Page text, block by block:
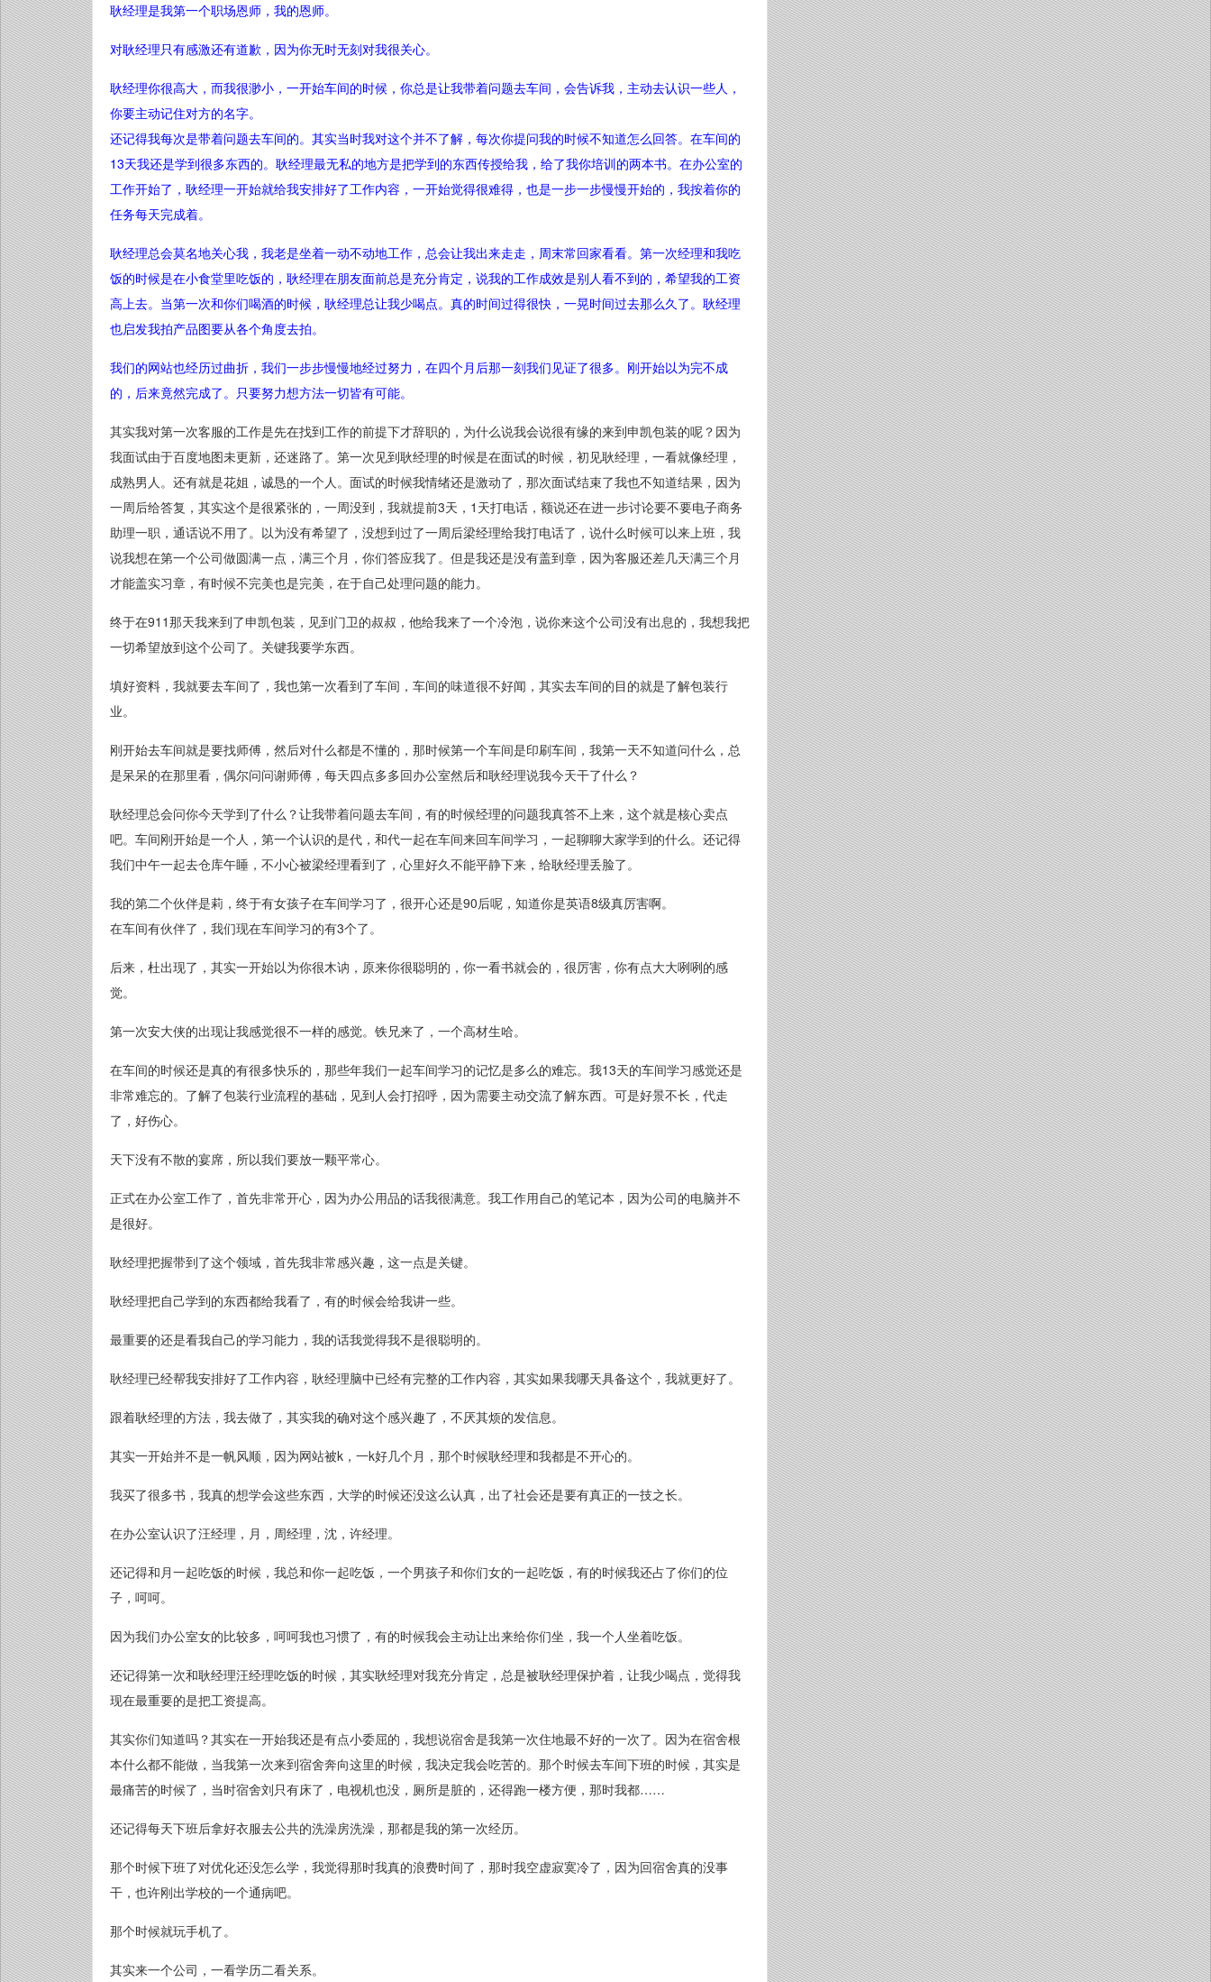
耿经理是我第一个职场恩师，我的恩师。
对耿经理只有感激还有道歉，因为你无时无刻对我很关心。
耿经理你很高大，而我很渺小，一开始车间的时候，你总是让我带着问题去车间，会告诉我，主动去认识一些人，
你要主动记住对方的名字。
还记得我每次是带着问题去车间的。其实当时我对这个并不了解，每次你提问我的时候不知道怎么回答。 在车间的
13天我还是学到很多东西的。 耿经理最无私的地方是把学到的东西传授给我，给了我你培训的两本书。 在办公室的
工作开始了，耿经理一开始就给我安排好了工作内容，一开始觉得很难得，也是一步一步慢慢开始的，我按着你的
任务每天完成着。
耿经理总会莫名地关心我，我老是坐着一动不动地工作，总会让我出来走走，周末常回家看看。 第一次经理和我吃
饭的时候是在小食堂里吃饭的，耿经理在朋友面前总是充分肯定，说我的工作成效是别人看不到的，希望我的工资
高上去。当第一次和你们喝酒的时候，耿经理总让我少喝点。 真的时间过得很快，一晃时间过去那么久了。耿经理
也启发我拍产品图要从各个角度去拍。
我们的网站也经历过曲折，我们一步步慢慢地经过努力，在四个月后那一刻我们见证了很多。 刚开始以为完不成
的，后来竟然完成了。 只要努力想方法一切皆有可能。
其实我对第一次客服的工作是先在找到工作的前提下才辞职的，为什么说我会说很有缘的来到申凯包装的呢？因为
我面试由于百度地图未更新，还迷路了。第一次见到耿经理的时候是在面试的时候，初见耿经理，一看就像经理，
成熟男人。还有就是花姐，诚恳的一个人。面试的时候我情绪还是激动了，那次面试结束了我也不知道结果，因为
一周后给答复，其实这个是很紧张的，一周没到，我就提前3天，1天打电话，额说还在进一步讨论要不要电子商务
助理一职，通话说不用了。以为没有希望了，没想到过了一周后梁经理给我打电话了，说什么时候可以来上班，我
说我想在第一个公司做圆满一点，满三个月，你们答应我了。但是我还是没有盖到章，因为客服还差几天满三个月
才能盖实习章，有时候不完美也是完美，在于自己处理问题的能力。
终于在911那天我来到了申凯包装，见到门卫的叔叔，他给我来了一个冷泡，说你来这个公司没有出息的，我想我把
一切希望放到这个公司了。关键我要学东西。
填好资料，我就要去车间了，我也第一次看到了车间，车间的味道很不好闻，其实去车间的目的就是了解包装行
业。
刚开始去车间就是要找师傅，然后对什么都是不懂的，那时候第一个车间是印刷车间，我第一天不知道问什么，总
是呆呆的在那里看，偶尔问问谢师傅，每天四点多多回办公室然后和耿经理说我今天干了什么？
耿经理总会问你今天学到了什么？让我带着问题去车间，有的时候经理的问题我真答不上来，这个就是核心卖点
吧。车间刚开始是一个人，第一个认识的是代，和代一起在车间来回车间学习，一起聊聊大家学到的什么。还记得
我们中午一起去仓库午睡，不小心被梁经理看到了，心里好久不能平静下来，给耿经理丢脸了。
我的第二个伙伴是莉，终于有女孩子在车间学习了，很开心还是90后呢，知道你是英语8级真厉害啊。
在车间有伙伴了，我们现在车间学习的有3个了。
后来，杜出现了，其实一开始以为你很木讷，原来你很聪明的，你一看书就会的，很厉害，你有点大大咧咧的感
觉。
第一次安大侠的出现让我感觉很不一样的感觉。铁兄来了，一个高材生哈。
在车间的时候还是真的有很多快乐的，那些年我们一起车间学习的记忆是多么的难忘。我13天的车间学习感觉还是
非常难忘的。了解了包装行业流程的基础，见到人会打招呼，因为需要主动交流了解东西。可是好景不长，代走
了，好伤心。
天下没有不散的宴席，所以我们要放一颗平常心。
正式在办公室工作了，首先非常开心，因为办公用品的话我很满意。我工作用自己的笔记本，因为公司的电脑并不
是很好。
耿经理把握带到了这个领域，首先我非常感兴趣，这一点是关键。
耿经理把自己学到的东西都给我看了，有的时候会给我讲一些。
最重要的还是看我自己的学习能力，我的话我觉得我不是很聪明的。
耿经理已经帮我安排好了工作内容，耿经理脑中已经有完整的工作内容，其实如果我哪天具备这个，我就更好了。
跟着耿经理的方法，我去做了，其实我的确对这个感兴趣了，不厌其烦的发信息。
其实一开始并不是一帆风顺，因为网站被k，一k好几个月，那个时候耿经理和我都是不开心的。
我买了很多书，我真的想学会这些东西，大学的时候还没这么认真，出了社会还是要有真正的一技之长。
在办公室认识了汪经理，月，周经理，沈，许经理。
还记得和月一起吃饭的时候，我总和你一起吃饭，一个男孩子和你们女的一起吃饭，有的时候我还占了你们的位
子，呵呵。
因为我们办公室女的比较多，呵呵我也习惯了，有的时候我会主动让出来给你们坐，我一个人坐着吃饭。
还记得第一次和耿经理汪经理吃饭的时候，其实耿经理对我充分肯定，总是被耿经理保护着，让我少喝点，觉得我
现在最重要的是把工资提高。
其实你们知道吗？其实在一开始我还是有点小委屈的，我想说宿舍是我第一次住地最不好的一次了。因为在宿舍根
本什么都不能做，当我第一次来到宿舍奔向这里的时候，我决定我会吃苦的。那个时候去车间下班的时候，其实是
最痛苦的时候了，当时宿舍刘只有床了，电视机也没，厕所是脏的，还得跑一楼方便，那时我都……
还记得每天下班后拿好衣服去公共的洗澡房洗澡，那都是我的第一次经历。
那个时候下班了对优化还没怎么学，我觉得那时我真的浪费时间了，那时我空虚寂寞冷了，因为回宿舍真的没事
干，也许刚出学校的一个通病吧。
那个时候就玩手机了。
其实来一个公司，一看学历二看关系。